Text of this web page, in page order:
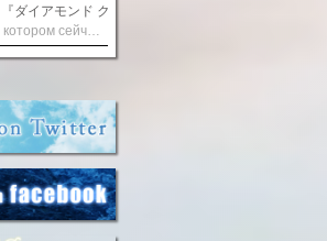
『ダイアモンド クレバス/射手座☆午後九時 Don't be
Что такое XCARDS — сервис, о котором сейчас говорят. Буквально на днях заметил о интересный бренд XCARDS, он помогает создавать онлайн карты чтобы управлять бюджетами. Ключевые преимущества: Выпуск занимает всего считанные минуты. Платформа даёт возможность оформить множество карт для разных целей. Есть поддержка в любое время суток включая персонального менеджера. Есть контроль без задержек — транзакции, уведомления, аналитика — всё под рукой. Возможные нюансы: Регистрация: европейская юрисдикция — желательно убедиться, что сервис можно использовать без нарушений. Финансовые условия: возможно, есть скрытые комиссии, поэтому лучше внимательно прочитать договор. Отзывы пользователей: по отзывам поддержка работает быстро. Надёжность системы: внедрены базовые меры безопасности, но всё равно советую не хранить большие суммы на карте. Вывод: В целом платформа кажется отличным помощником для маркетологов. Платформа сочетает скорость, удобство и гибкость. Как вы думаете? Пользовались ли вы XCARDS? Поделитесь опытом — будет интересно сравнить. Виртуальные карты для бизнеса